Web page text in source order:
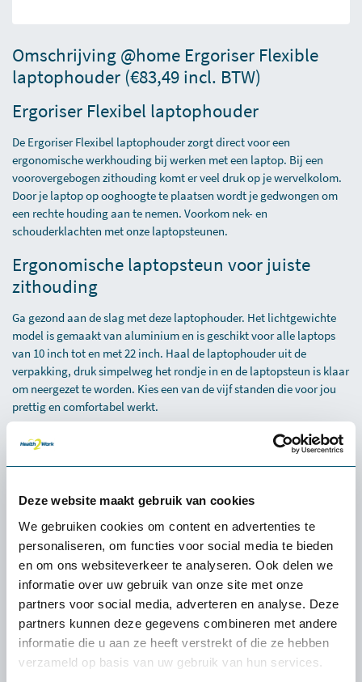
Deze website maakt gebruik van cookies
We gebruiken cookies om content en advertenties te
personaliseren, om functies voor social media te bieden
en om ons websiteverkeer te analyseren. Ook delen we
informatie over uw gebruik van onze site met onze
partners voor social media, adverteren en analyse. Deze
partners kunnen deze gegevens combineren met andere
informatie die u aan ze heeft verstrekt of die ze hebben
verzameld op basis van uw gebruik van hun services.
Omschrijving @home Ergoriser Flexible
laptophouder (€83,49 incl. BTW)
Ergoriser Flexibel laptophouder
De Ergoriser Flexibel laptophouder zorgt direct voor een
ergonomische werkhouding bij werken met een laptop. Bij een
voorovergebogen zithouding komt er veel druk op je wervelkolom.
Door je laptop op ooghoogte te plaatsen wordt je gedwongen om
een rechte houding aan te nemen. Voorkom nek- en
schouderklachten met onze laptopsteunen.
Ergonomische laptopsteun voor juiste
zithouding
Ga gezond aan de slag met deze laptophouder. Het lichtgewichte
model is gemaakt van aluminium en is geschikt voor alle laptops
van 10 inch tot en met 22 inch. Haal de laptophouder uit de
verpakking, druk simpelweg het rondje in en de laptopsteun is klaar
om neergezet te worden. Kies een van de vijf standen die voor jou
prettig en comfortabel werkt.
Ervaren of een product
écht bij jou past: degratis
proefplaatsing van
Health2Work